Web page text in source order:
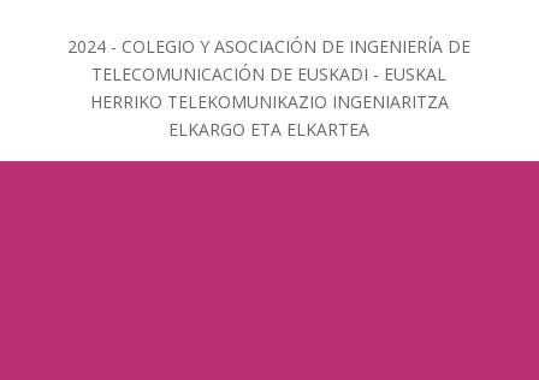
2024 - COLEGIO Y ASOCIACIÓN DE INGENIERÍA DE
TELECOMUNICACIÓN DE EUSKADI - EUSKAL
HERRIKO TELEKOMUNIKAZIO INGENIARITZA
ELKARGO ETA ELKARTEA